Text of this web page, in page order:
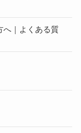
へ｜よくある質